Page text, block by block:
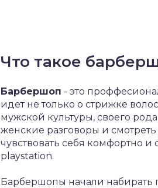
Что такое
Барбершоп - это
идет не только о стрижке
мужской культуры, своего
женские разговоры и
чувствовать себя комфортно
playstation.
Барбершопы начали набирать